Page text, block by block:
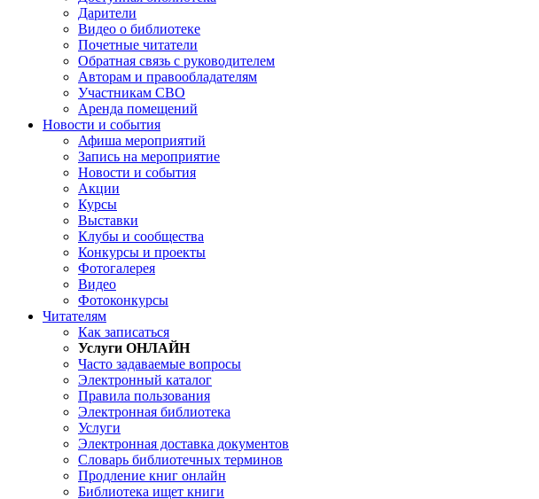
Дарители
Видео о библиотеке
Почетные читатели
Обратная связь с руководителем
Авторам и правообладателям
Участникам СВО
Аренда помещений
Новости и события
Афиша мероприятий
Запись на мероприятие
Новости и события
Акции
Курсы
Выставки
Клубы и сообщества
Конкурсы и проекты
Фотогалерея
Видео
Фотоконкурсы
Читателям
Как записаться
Услуги ОНЛАЙН
Часто задаваемые вопросы
Электронный каталог
Правила пользования
Электронная библиотека
Услуги
Электронная доставка документов
Словарь библиотечных терминов
Продление книг онлайн
Библиотека ищет книги